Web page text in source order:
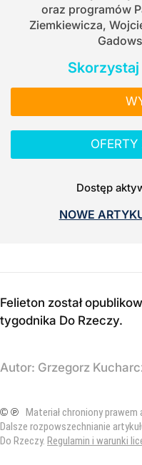
oraz programów
Ziemkiewicza,
Dostęp
NOWE
Felieton został
tygodnika Do Rzeczy.
Autor: Grzegorz
© ℗ Materiał chroniony
Dalsze rozpowszechnianie
Do Rzeczy. Regulamin i warunki